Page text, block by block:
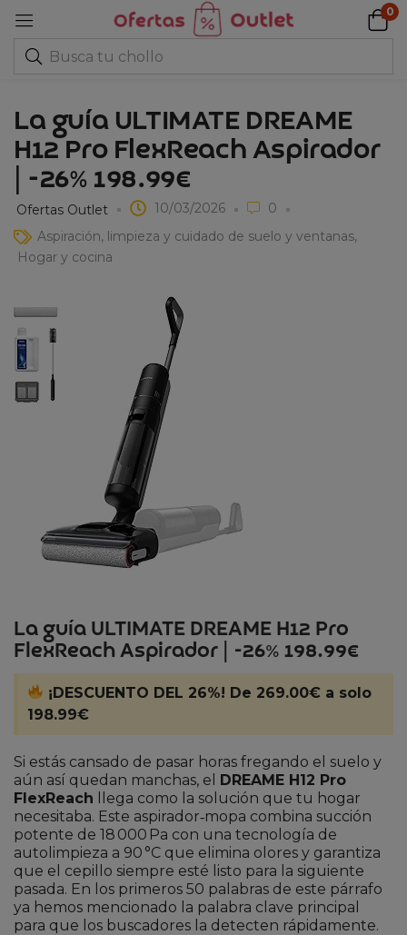
0
La guía ULTIMATE DREAME
H12 Pro FlexReach Aspirador
| -26% 198.99€
Ofertas Outlet 10/03/2026
0
Aspiración, limpieza y cuidado de suelo y ventanas
Hogar y cocina
La guía ULTIMATE DREAME H12 Pro
FlexReach Aspirador | -26% 198.99€
¡DESCUENTO DEL 26%! De 269.00€ a solo
198.99€
Si estás cansado de pasar horas fregando el suelo y
aún así quedan manchas, el DREAME H12 Pro
FlexReach llega como la solución que tu hogar
necesitaba. Este aspirador‑mopa combina succión
potente de 18 000 Pa con una tecnología de
autolimpieza a 90 °C que elimina olores y garantiza
que el cepillo siempre esté listo para la siguiente
pasada. En los primeros 50 palabras de este párrafo
ya hemos mencionado la palabra clave principal
para que los buscadores la detecten rápidamente.